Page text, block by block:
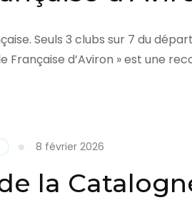
Seuls 3 clubs sur 7 du
Française d’Aviron » est une
8 février 2026
la